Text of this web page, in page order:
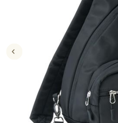
キッチン・雑貨・日用品
カーテン・ラグ・ファブリック
美容・健康通販すべて
美容・健康・サプリメント
制服・スクールすべて
制服・学生服
ジュニア・ティーンズ下着
大きいサイズ通販すべて
大きいサイズ レディース服
バーゲンセール
詳細検索
カーテン・ラグ・ファブリック
美容・健康・サプリメント
制服・スクールすべて
ジュニア・ティーンズ下着
大きいサイズ通販すべて
大きいサイズ レディース服
大きいサイズ レディース下着
大きいサイズ メンズ
バーゲンセール
シークレットセール
商品カテゴリ一覧
カタログ